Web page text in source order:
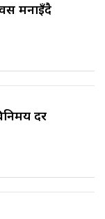
मनाइँदै
दर